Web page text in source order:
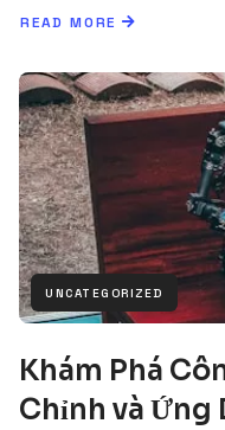
READ MORE
UNCATEGORIZED
Khám Phá
Chỉnh và Ứng